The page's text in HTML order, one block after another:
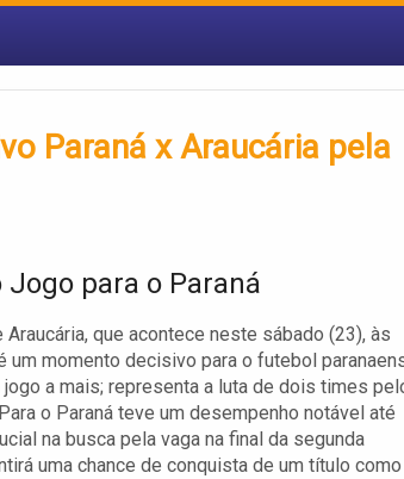
Paraná x Araucária pela
para o Paraná
que acontece neste sábado (23), às
um momento decisivo para o futebol
jogo a mais; representa a luta de dois times
o Paraná teve um desempenho notável até
na busca pela vaga na final da segunda
uma chance de conquista de um título como